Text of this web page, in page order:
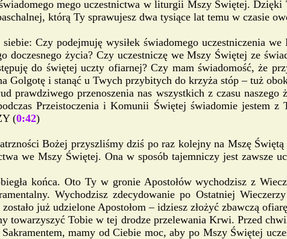
mego uczestnictwa w liturgii Mszy Świętej. Dzięki
którą Ty sprawujesz dwa tysiące lat temu w czasie
Czy podejmuję wysiłek świadomego uczestniczenia
doczesnego życia? Czy uczestniczę we Mszy Świętej ze
do świętej uczty ofiarnej? Czy mam świadomość, że
Golgotę i stanąć u Twych przybitych do krzyża stóp – tuż
prawdziwego przenoszenia nas wszystkich z czasu
Przeistoczenia i Komunii Świętej świadomie jestem
(0:42)
Bożej przyszliśmy dziś po raz kolejny na Mszę
we Mszy Świętej. Ona w sposób tajemniczy jest zawsze
końca. Oto Ty w gronie Apostołów wychodzisz z
Wychodzisz zdecydowanie po Ostatniej
już udzielone Apostołom – idziesz złożyć zbawczą
towarzyszyć Tobie w tej drodze przelewania Krwi. Przed
mamy od Ciebie moc, aby po Mszy Świętej